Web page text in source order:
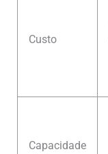
Custo
Capacidade